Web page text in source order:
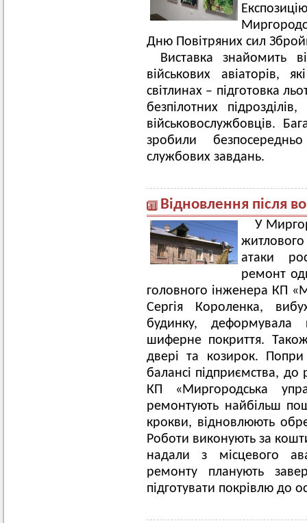
Дню Повітряних сил
Виставка знайомить
військових авіаторів,
світлинах – підготовка
безпілотних
військовослужбовців.
зробили
службових завдань.
Відновлення після
У
атаки
ремонт
головного інженера КП
Сергія Короленка,
будинку, деформувала
шиферне покриття.
двері та козирок.
балансі підприємства, до
КП «Миргородська
ремонтують найбільш
крокви, відновлюють
Роботи виконують за
надали з місцевого
ремонту планують
підготувати покрівлю до